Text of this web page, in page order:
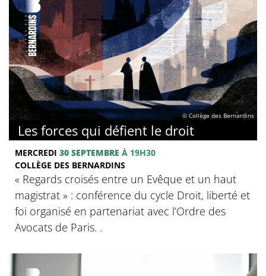
© Collège des Bernardins
Les forces qui défient le droit
MERCREDI 30 SEPTEMBRE À 19H30
COLLÈGE DES BERNARDINS
« Regards croisés entre un Evêque et un haut
magistrat » : conférence du cycle Droit, liberté et
foi organisé en partenariat avec l’Ordre des
Avocats de Paris. .